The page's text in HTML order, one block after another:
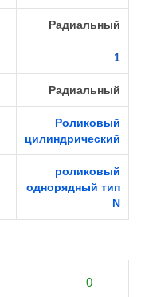
Радиальный
1
Радиальный
Роликовый
цилиндрический
роликовый
однорядный тип
N
0